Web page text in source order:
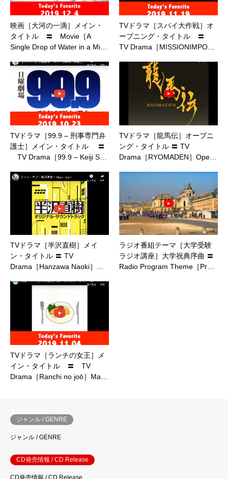
映画［大河の一滴］メイン・
タイトル 〓 Movie［A
Single Drop of Water in a Mi…
TVドラマ［スパイ大作戦］オ
ープニング・タイトル 〓
TV Drama［MISSIONIMPO…
TVドラマ［99.9 – 刑事専門弁
護士］メイン・タイトル 〓
TV Drama［99.9 – Keiji S…
TVドラマ［龍馬伝］オープニ
ング・タイトル 〓 TV
Drama［RYOMADEN］Ope…
TVドラマ［半沢直樹］メイ
ン・タイトル 〓 TV
Drama［Hanzawa Naoki］…
ラジオ番組テーマ［大学受験
ラジオ講座］大学祝典序曲 〓
Radio Program Theme［Pr…
TVドラマ［ランチの女王］メ
イン・タイトル 〓 TV
Drama［Ranchi no joō］Ma…
ジャンル / GENRE
ジャンル / GENRE
CD発売情報 / CD Release
CD発売情報 / CD Release